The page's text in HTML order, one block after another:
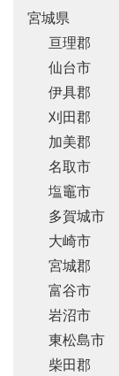
宮城県
亘理郡
仙台市
伊具郡
刈田郡
加美郡
名取市
塩竈市
多賀城市
大崎市
宮城郡
富谷市
岩沼市
東松島市
柴田郡